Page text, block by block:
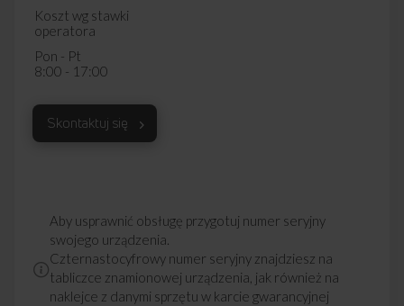
Koszt wg stawki
operatora
Pon - Pt
8:00 - 17:00
Skontaktuj się
Aby usprawnić obsługę przygotuj numer seryjny
swojego urządzenia.
Czternastocyfrowy numer seryjny znajdziesz na
tabliczce znamionowej urządzenia, jak również na
naklejce z danymi sprzętu w karcie gwarancyjnej